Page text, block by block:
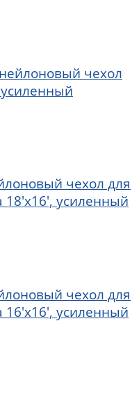
нейлоновый чехол
чехол для
18'х16', усиленный
чехол для
16'х16', усиленный